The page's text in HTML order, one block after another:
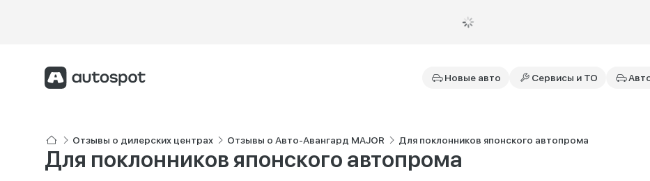
Новые авто Сервисы и ТО
Отзывы о дилерских центрах Отзывы о Авто-Авангард MAJOR Для поклонников японского автопрома
Для поклонников японского автопрома